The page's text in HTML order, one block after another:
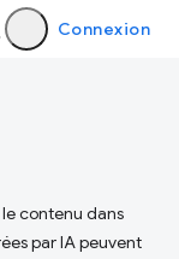
Connexion
contenu dans
par IA peuvent